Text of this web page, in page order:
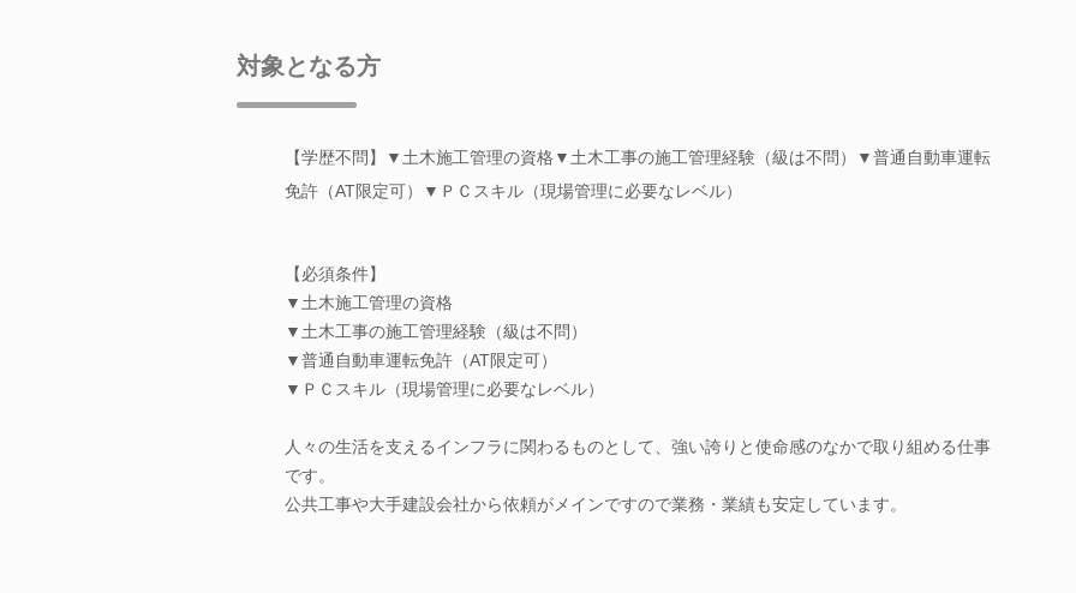
対象となる方
【学歴不問】▼土木施工管理の資格▼土木工事の施工管理経験（級は不問）▼普通自動車運転
免許（AT限定可）▼ＰＣスキル（現場管理に必要なレベル）
【必須条件】
▼土木施工管理の資格
▼土木工事の施工管理経験（級は不問）
▼普通自動車運転免許（AT限定可）
▼ＰＣスキル（現場管理に必要なレベル）
人々の生活を支えるインフラに関わるものとして、強い誇りと使命感のなかで取り組める仕事
です。
公共工事や大手建設会社から依頼がメインですので業務・業績も安定しています。